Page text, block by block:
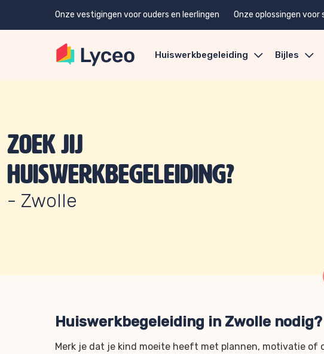
Onze vestigingen voor ouders en leerlingen Onze oplossingen voor
Huiswerkbegeleiding Bijles
Zoek jij
huiswerkbegeleiding?
- Zwolle
Huiswerkbegeleiding in Zwolle nodig?
Merk je dat je kind moeite heeft met plannen, motivatie of